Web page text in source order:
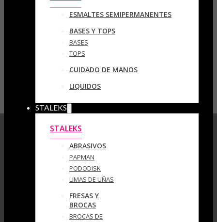
ESMALTES SEMIPERMANENTES
BASES Y TOPS
BASES
TOPS
CUIDADO DE MANOS
LIQUIDOS
STALEKS
STALEKS
ABRASIVOS
PAPMAN
PODODISK
LIMAS DE UÑAS
FRESAS Y
BROCAS
BROCAS DE